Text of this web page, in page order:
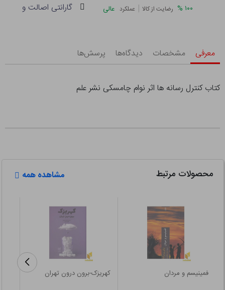
۱۰۰ % رضایت از کالا | عملکرد عالی گارانتی اصالت و
معرفی مشخصات دیدگاه‌ها پرسش‌ها
کتاب کنترل رسانه ها اثر نوام چامسکی نشر علم
محصولات مرتبط مشاهده همه
فمینیسم و مردان کهریزک-برون درون تهران